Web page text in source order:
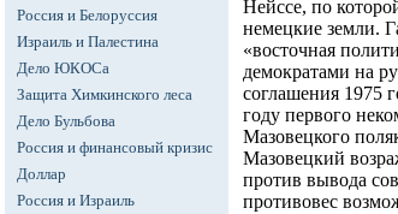
Россия и Белоруссия
Израиль и Палестина
Дело ЮКОСа
Защита Химкинского леса
Дело Бульбова
Россия и финансовый кризис
Доллар
Россия и Израиль
Нейссе, по
немецкие земли.
«восточная
демократами на
соглашения 1975
году первого
Мазовецкого
Мазовецкий
против вывода
противовес